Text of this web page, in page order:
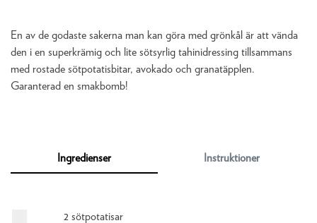
En av de godaste sakerna man kan göra med grönkål är att vända
den i en superkrämig och lite sötsyrlig tahinidressing tillsammans
med rostade sötpotatisbitar, avokado och granatäpplen.
Garanterad en smakbomb!
Ingredienser Instruktioner
2 sötpotatisar